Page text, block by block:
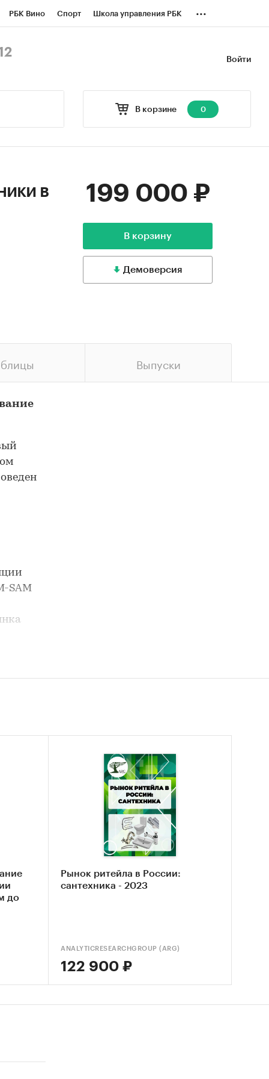
РБК Вино Спорт Школа управления РБК ...
Войти
В корзине 0
в 199 000 ₽
В корзину
Демоверсия
Выпуски
SAM
до
Рынок ритейла в России:
сантехника - 2023
ANALYTICRESEARCHGROUP (ARG)
122 900 ₽